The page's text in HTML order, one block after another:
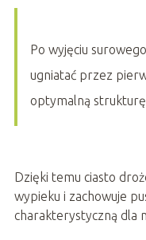
Po wyjęciu
ugniatać przez
optymalną
Dzięki temu ciasto
wypieku i zachowuje
charakterystyczną dla